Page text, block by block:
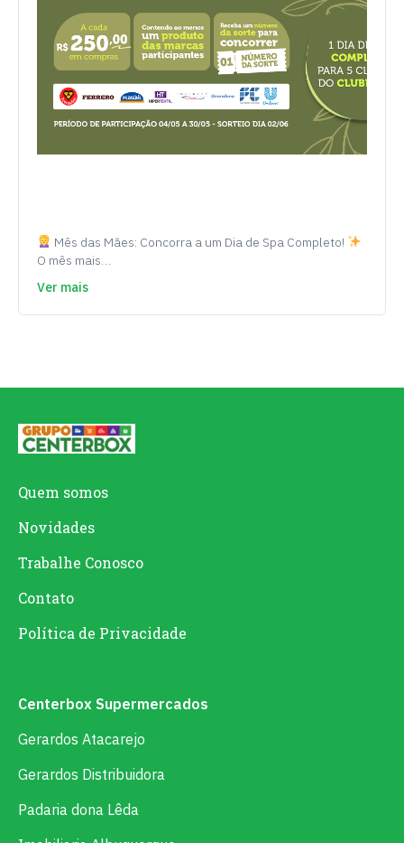
Mês das Mães: Concorra a um Dia de Spa Completo!
O mês mais…
Ver mais
Quem somos
Novidades
Trabalhe Conosco
Contato
Política de Privacidade
Centerbox Supermercados
Gerardos Atacarejo
Gerardos Distribuidora
Padaria dona Lêda